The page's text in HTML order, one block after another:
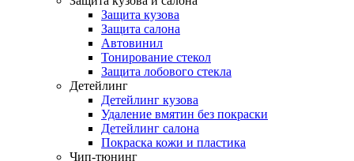
Защита кузова
Защита салона
Автовинил
Тонирование стекол
Защита лобового стекла
Детейлинг
Детейлинг кузова
Удаление вмятин без покраски
Детейлинг салона
Покраска кожи и пластика
Чип-тюнинг